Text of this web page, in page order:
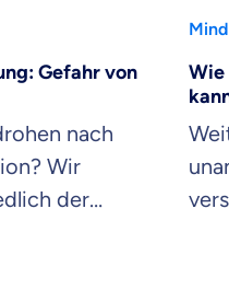
Gefahr von
nach
Wir
der
Mind
Wie